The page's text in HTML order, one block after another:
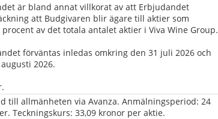
är bland annat villkorat av att Erbjudandet
att Budgivaren blir ägare till aktier som
av det totala antalet aktier i Viva Wine Group.
förväntas inledas omkring den 31 juli 2026 och
2026.
till allmänheten via Avanza. Anmälningsperiod: 24
Teckningskurs: 33,09 kronor per aktie.